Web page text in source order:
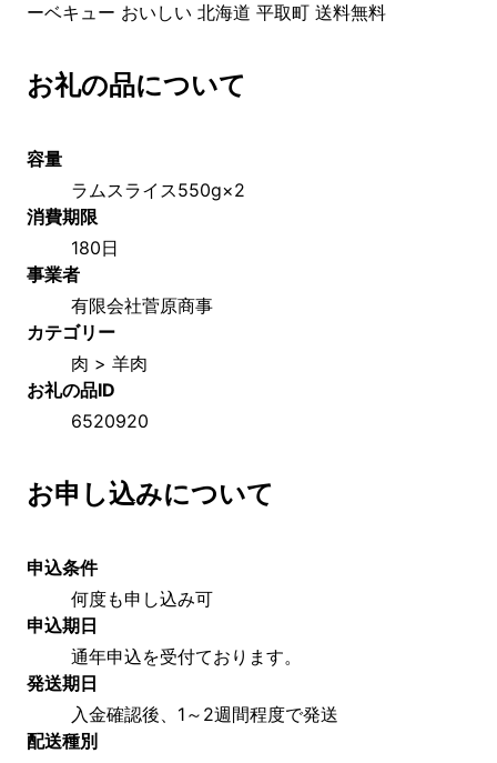
ーベキュー おいしい 北海道 平取町 送料無料
お礼の品について
容量
ラムスライス550g×2
消費期限
180日
事業者
有限会社菅原商事
カテゴリー
肉 > 羊肉
お礼の品ID
6520920
お申し込みについて
申込条件
何度も申し込み可
申込期日
通年申込を受付ております。
発送期日
入金確認後、1～2週間程度で発送
配送種別